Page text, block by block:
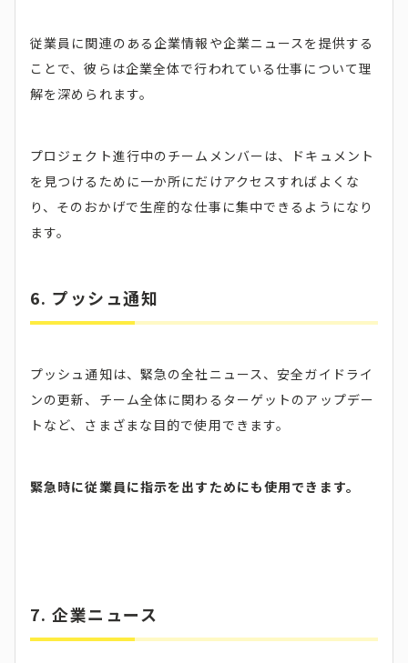
従業員に関連のある企業情報や企業ニュースを提供する
ことで、彼らは企業全体で行われている仕事について理
解を深められます。
プロジェクト進行中のチームメンバーは、ドキュメント
を見つけるために一か所にだけアクセスすればよくな
り、そのおかげで生産的な仕事に集中できるようになり
ます。
6. プッシュ通知
プッシュ通知は、緊急の全社ニュース、安全ガイドライ
ンの更新、チーム全体に関わるターゲットのアップデー
トなど、さまざまな目的で使用できます。
緊急時に従業員に指示を出すためにも使用できます。
7. 企業ニュース